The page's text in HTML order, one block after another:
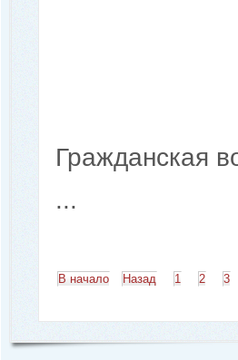
Гражданская
...
В начало Назад 1 2 3